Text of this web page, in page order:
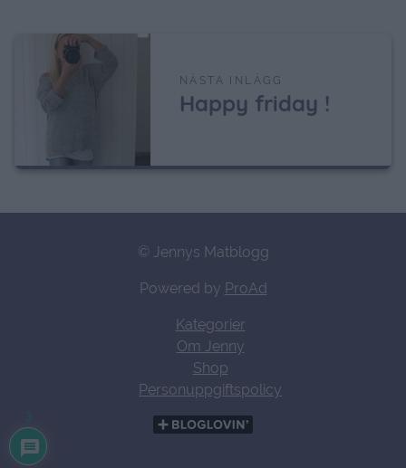
NÄSTA INLÄGG
Happy friday !
© Jennys Matblogg
Powered by ProAd
Kategorier
Om Jenny
Shop
Personuppgiftspolicy